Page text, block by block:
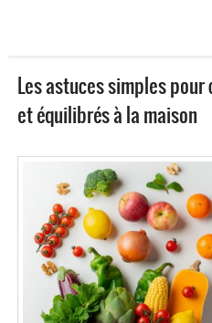
Les astuces simples
et équilibrés à la maison